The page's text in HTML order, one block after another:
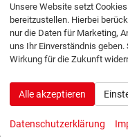
Opel.
Oder
Zum
Unsere Website setzt
bereitzustellen. Hierbei
nur die Daten für Marketing,
uns Ihr Einverständnis
Wirkung für die Zukunft
Alle akzeptieren
Datenschutzerklärung